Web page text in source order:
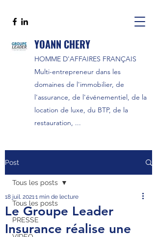
YOANN CHERY
HOMME D'AFFAIRES FRANÇAIS
Multi-entrepreneur dans les
domaines de l'immobilier, de
l'assurance, de l'événementiel, de la
location de luxe, du BTP, de la
restauration, ...
Post
Tous les posts
PRESSE
Tous les posts
Le Groupe Leader
Insurance réalise une
18 juil. 20211 min de lecture